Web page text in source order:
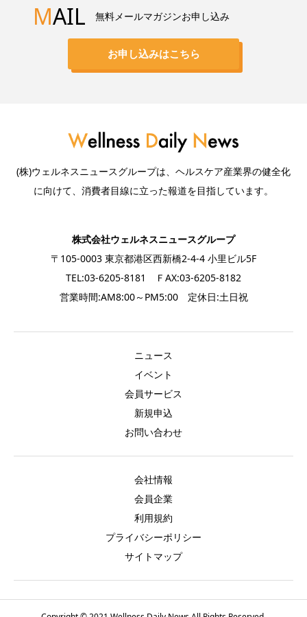
MAIL 無料メールマガジンお申し込み
お申し込みはこちら
(株)ウェルネスニュースグループは、ヘルスケア産業界の健全化
に向けて、消費者目線に立った報道を目指しています。
株式会社ウェルネスニュースグループ
〒105-0003 東京都港区西新橋2-4-4 小里ビル5F
TEL:03-6205-8181 ＦAX:03-6205-8182
営業時間:AM8:00～PM5:00 定休日:土日祝
ニュース
イベント
会員サービス
新規申込
お問い合わせ
会社情報
会員企業
利用規約
プライバシーポリシー
サイトマップ